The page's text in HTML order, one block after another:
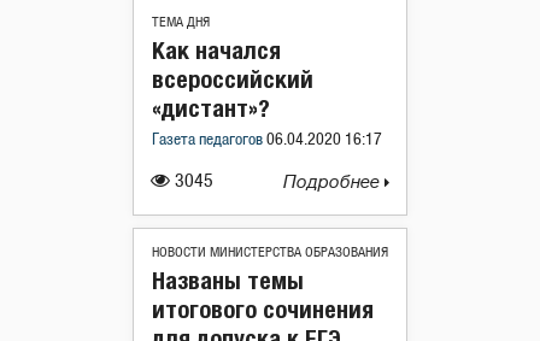
ТЕМА ДНЯ
3045
Как начался
всероссийский
«дистант»?
Газета педагогов 06.04.2020 16:17
Подробнее
НОВОСТИ МИНИСТЕРСТВА ОБРАЗОВАНИЯ
Названы темы
итогового сочинения